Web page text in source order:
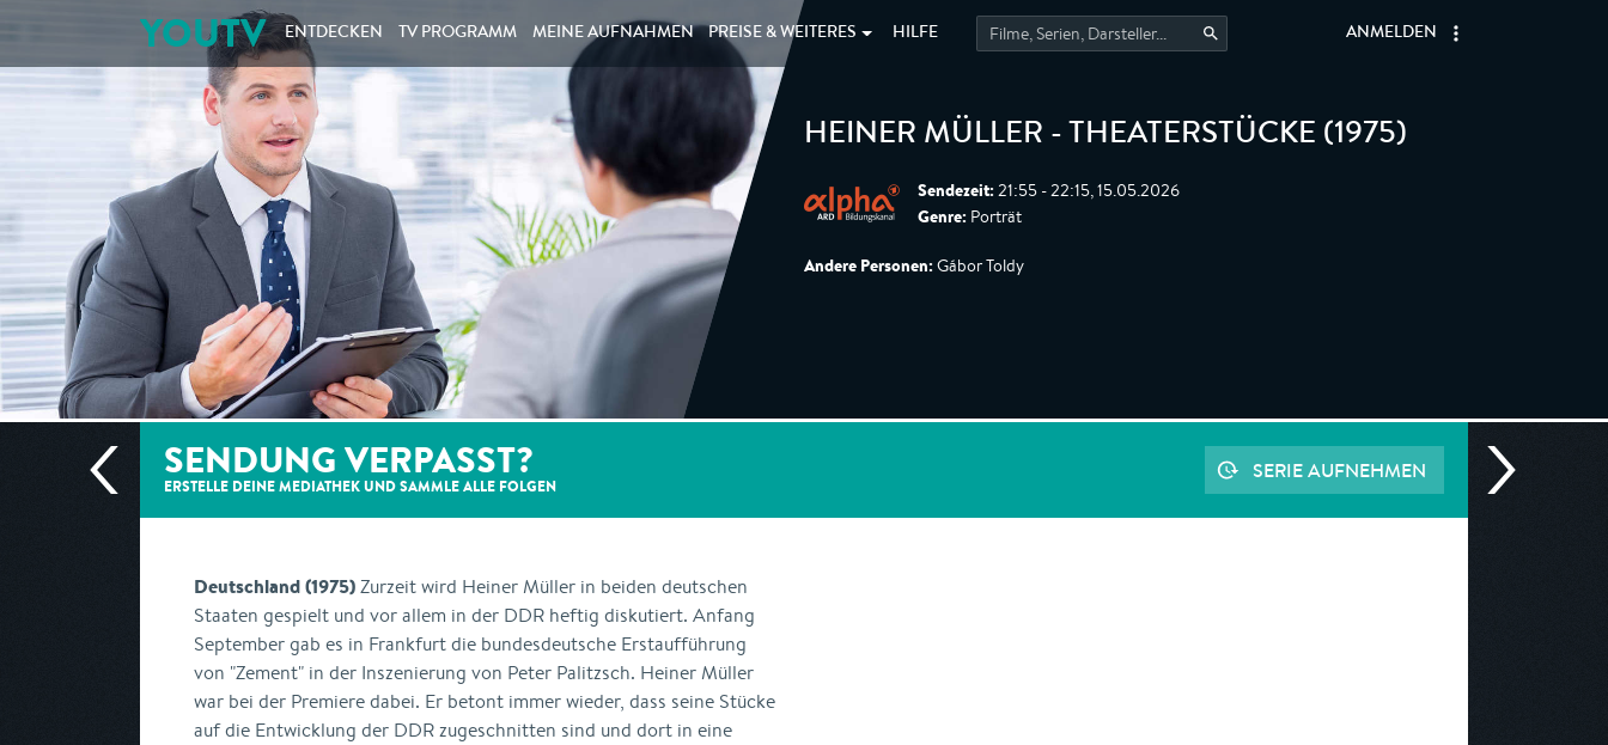
YOUTV ENTDECKEN TV PROGRAMM MEINE AUFNAHMEN PREISE & WEITERES HILFE ANMELDEN
HEINER MÜLLER - THEATERSTÜCKE (1975)
Sendezeit: 21:55 - 22:15, 15.05.2026
Genre: Porträt
Andere Personen: Gábor Toldy
SENDUNG VERPASST?
ERSTELLE DEINE MEDIATHEK UND SAMMLE ALLE FOLGEN
SERIE AUFNEHMEN
Deutschland (1975)Zurzeit wird Heiner Müller in beiden deutschen
Staaten gespielt und vor allem in der DDR heftig diskutiert. Anfang
September gab es in Frankfurt die bundesdeutsche Erstaufführung
von "Zement" in der Inszenierung von Peter Palitzsch. Heiner Müller
war bei der Premiere dabei. Er betont immer wieder, dass seine Stücke
auf die Entwicklung der DDR zugeschnitten sind und dort in eine